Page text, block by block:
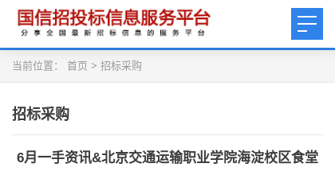
当前位置： 首页 > 招标采购
招标采购
6月一手资讯&北京交通运输职业学院海淀校区食堂